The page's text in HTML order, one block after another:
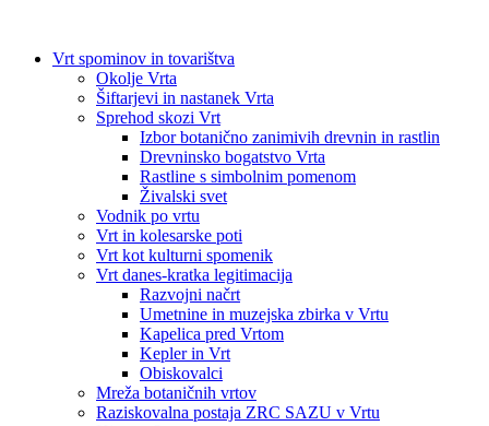
Vrt spominov in tovarištva
Okolje Vrta
Šiftarjevi in nastanek Vrta
Sprehod skozi Vrt
Izbor botanično zanimivih drevnin in rastlin
Drevninsko bogatstvo Vrta
Rastline s simbolnim pomenom
Živalski svet
Vodnik po vrtu
Vrt in kolesarske poti
Vrt kot kulturni spomenik
Vrt danes-kratka legitimacija
Razvojni načrt
Umetnine in muzejska zbirka v Vrtu
Kapelica pred Vrtom
Kepler in Vrt
Obiskovalci
Mreža botaničnih vrtov
Raziskovalna postaja ZRC SAZU v Vrtu